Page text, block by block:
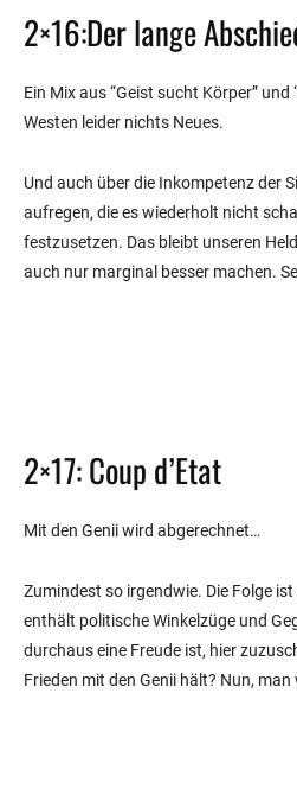
2×16:Der lange
Ein Mix aus “Geist sucht Körper” und
Westen leider nichts Neues.
Und auch über die Inkompetenz der
aufregen, die es wiederholt nicht
festzusetzen. Das bleibt unseren
auch nur marginal besser machen.
2×17: Coup d’Etat
Mit den Genii wird abgerechnet…
Zumindest so irgendwie. Die Folge
enthält politische Winkelzüge und
durchaus eine Freude ist, hier
Frieden mit den Genii hält? Nun,